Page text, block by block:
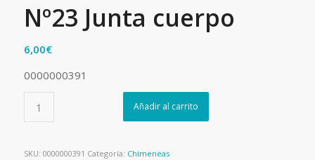
Nº23 Junta cuerpo
6,00€
0000000391
Añadir al carrito
SKU: 0000000391 Categoría: Chimeneas